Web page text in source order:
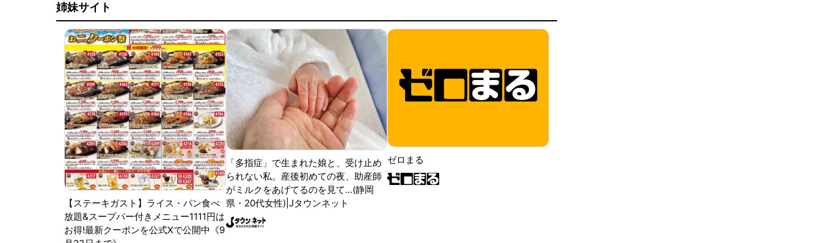
姉妹サイト
【ステーキガスト】ライス・パン食べ
放題&スープバー付きメニュー1111円は
お得!最新クーポンを公式Xで公開中《9
「多指症」で生まれた娘と、受け止め
られない私。産後初めての夜、助産師
がミルクをあげてるのを見て...(静岡
県・20代女性)|Jタウンネット
ゼロまる